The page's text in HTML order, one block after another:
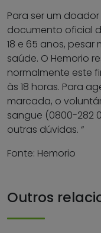
Para ser um
documento oficial
18 e 65 anos,
saúde. O Hemorio
normalmente este
às 18 horas. Para
marcada, o
sangue (0800-282
outras dúvidas. “
Fonte: Hemorio
Outros